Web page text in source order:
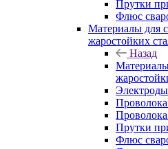
Прутки
Флюс
Материалы для
жаростойких
Назад
Прутки
Флюс